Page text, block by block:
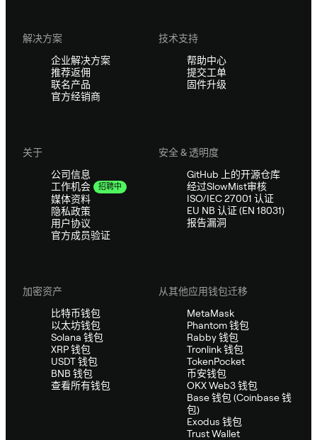
解决方案
企业解决方案
推荐返佣
联名产品
官方经销商
技术支持
帮助中心
提交工单
固件升级
关于
公司信息
工作机会
招聘中
媒体资料
隐私政策
用户协议
官方成员验证
安全 & 透明度
GitHub 上的开源仓库
经过SlowMist审核
ISO/IEC 27001 认证
EU NB 认证 (EN 18031)
报告漏洞
加密资产
比特币钱包
以太坊钱包
Solana 钱包
XRP 钱包
USDT 钱包
BNB 钱包
查看所有钱包
从其他应用钱包迁移
MetaMask
Phantom 钱包
Rabby 钱包
Tronlink 钱包
TokenPocket
币安钱包
OKX Web3 钱包
Base 钱包 (Coinbase 钱
包)
Exodus 钱包
Trust Wallet